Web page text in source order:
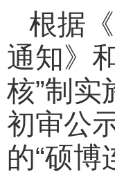
根据
通知》
核”制
初审公
的“硕博